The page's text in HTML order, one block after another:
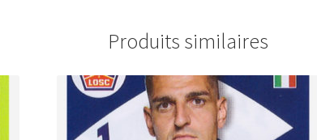
Produits similaires